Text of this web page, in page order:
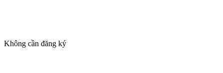
Không cần đăng ký